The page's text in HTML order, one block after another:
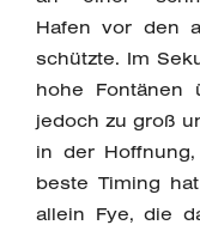
Hafen vor den
schützte. Im
hohe Fontänen
jedoch zu groß
in der
beste Timing
allein Fye, die